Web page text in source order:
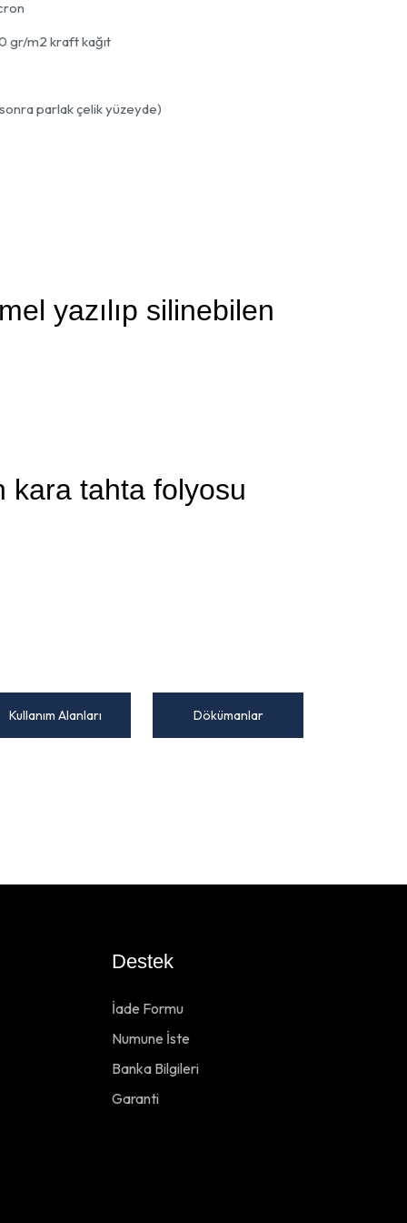
gr/m2 kraft kağıt
parlak çelik yüzeyde)
yazılıp silinebilen
kara tahta folyosu
Kullanım Alanları Dökümanlar
Destek
İade Formu
Numune İste
Banka Bilgileri
Garanti